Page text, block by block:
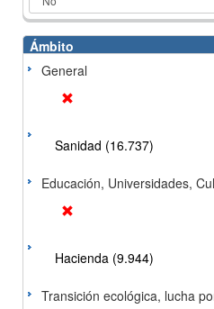
Ámbito
General
Sanidad (16.737)
Educación, Universidades,
Hacienda (9.944)
Transición ecológica, lucha